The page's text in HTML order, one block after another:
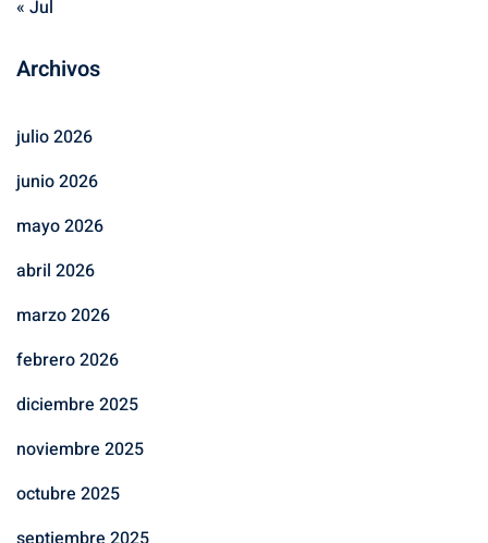
« Jul
Archivos
julio 2026
junio 2026
mayo 2026
abril 2026
marzo 2026
febrero 2026
diciembre 2025
noviembre 2025
octubre 2025